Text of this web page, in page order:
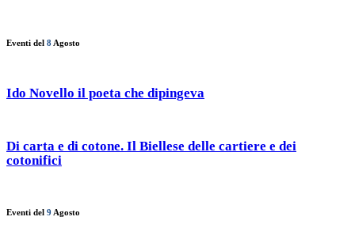
Eventi del 8 Agosto
Ido Novello il poeta che dipingeva
Di carta e di cotone. Il Biellese delle cartiere e dei
cotonifici
Eventi del 9 Agosto